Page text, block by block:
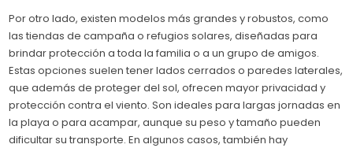
Por otro lado, existen modelos más grandes y robustos, como
las tiendas de campaña o refugios solares, diseñadas para
brindar protección a toda la familia o a un grupo de amigos.
Estas opciones suelen tener lados cerrados o paredes laterales,
que además de proteger del sol, ofrecen mayor privacidad y
protección contra el viento. Son ideales para largas jornadas en
la playa o para acampar, aunque su peso y tamaño pueden
dificultar su transporte. En algunos casos, también hay